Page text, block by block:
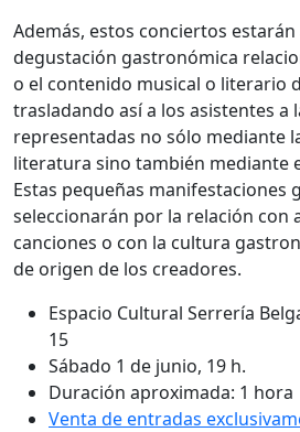
Además, estos conciertos
degustación gastronómica
o el contenido musical o literario
trasladando así a los asistentes a
representadas no sólo mediante
literatura sino también mediante
Estas pequeñas manifestaciones
seleccionarán por la relación con
canciones o con la cultura
de origen de los creadores.
Espacio Cultural Serrería
15
Sábado 1 de junio, 19 h.
Duración aproximada: 1 hora
Venta de entradas